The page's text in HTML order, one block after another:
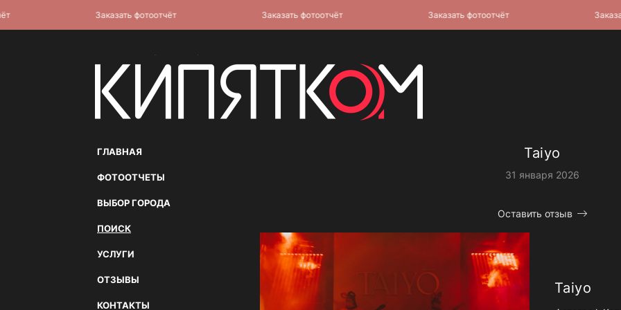
ГЛАВНАЯ
ФОТООТЧЕТЫ
ВЫБОР ГОРОДА
ПОИСК
УСЛУГИ
ОТЗЫВЫ
КОНТАКТЫ
Taiyo
31 января 2026
Оставить отзыв
Taiyo
Заказать фотоотчёт Заказать фотоотчёт Заказать фотоотчёт Заказать